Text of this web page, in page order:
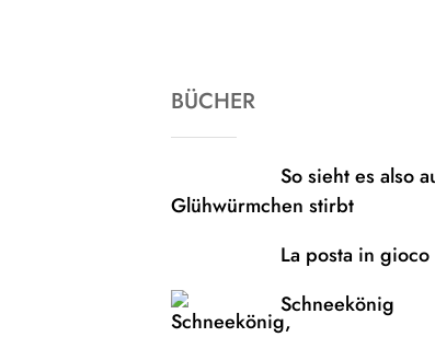
BÜCHER
So sieht es also
Glühwürmchen stirbt
La posta in gioco
Schneekönig